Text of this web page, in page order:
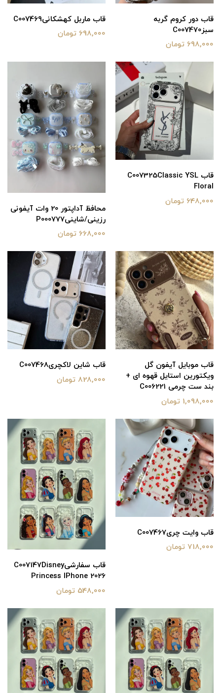
قاب دور کروم گربه
سبزC007470
698,000 تومان
قاب ماربل کهشکانیC007469
698,000 تومان
قاب C007325Classic YSL
Floral
648,000 تومان
محافظ آداپتور 20 وات آیفونی
رزینی/شاینیP000777
668,000 تومان
قاب موبایل آیفون گل
ویکتورین استایل قهوه ای +
بند ست چرمی C006221
1,098,000 تومان
قاب شاین لاکچریC007468
828,000 تومان
قاب وایت چریC007467
718,000 تومان
قاب سفارشیC007147Disney
Princess IPhone 2026
548,000 تومان